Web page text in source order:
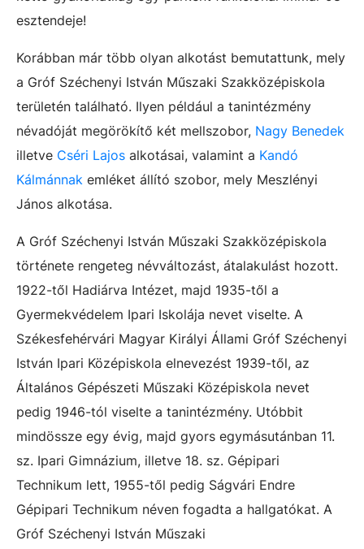
esztendeje!
Korábban már több olyan alkotást bemutattunk, mely
a Gróf Széchenyi István Műszaki Szakközépiskola
területén található. Ilyen például a tanintézmény
névadóját megörökítő két mellszobor, Nagy Benedek
illetve Cséri Lajos alkotásai, valamint a Kandó
Kálmánnak emléket állító szobor, mely Meszlényi
János alkotása.
A Gróf Széchenyi István Műszaki Szakközépiskola
története rengeteg névváltozást, átalakulást hozott.
1922-től Hadiárva Intézet, majd 1935-től a
Gyermekvédelem Ipari Iskolája nevet viselte. A
Székesfehérvári Magyar Királyi Állami Gróf Széchenyi
István Ipari Középiskola elnevezést 1939-től, az
Általános Gépészeti Műszaki Középiskola nevet
pedig 1946-tól viselte a tanintézmény. Utóbbit
mindössze egy évig, majd gyors egymásutánban 11.
sz. Ipari Gimnázium, illetve 18. sz. Gépipari
Technikum lett, 1955-től pedig Ságvári Endre
Gépipari Technikum néven fogadta a hallgatókat. A
Gróf Széchenyi István Műszaki